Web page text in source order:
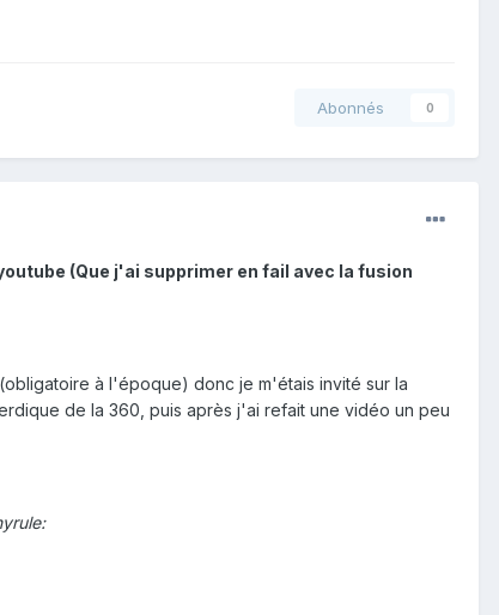
Abonnés 0
(Que j'ai supprimer en fail avec la fusion
à l'époque) donc je m'étais invité sur la
de la 360, puis après j'ai refait une vidéo un peu